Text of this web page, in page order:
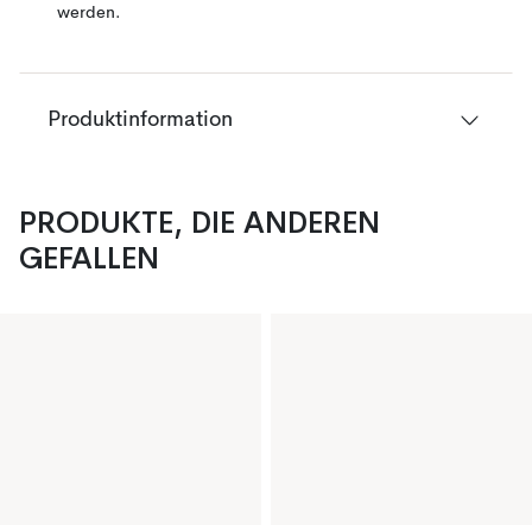
werden.
Produktinformation
PRODUKTE, DIE ANDEREN
GEFALLEN